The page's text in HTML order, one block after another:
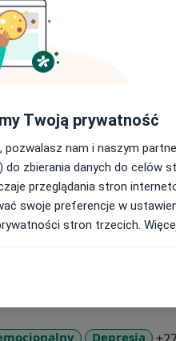
psychologiem,
w nurcie integratywnym i
Coaching Federation).
pomagam wyjść z
stosując narzędzia
Skoncentrowanej na
i ich rodziny.
zawodowego czy
Organizację Zdrowia
(APA) oraz National
(Eye Movement
czy Terapię
Depresja
Twoją prywatność
pozwalasz nam i naszym
do zbierania danych do celów
przeglądania stron
swoje preferencje w
stron trzecich.